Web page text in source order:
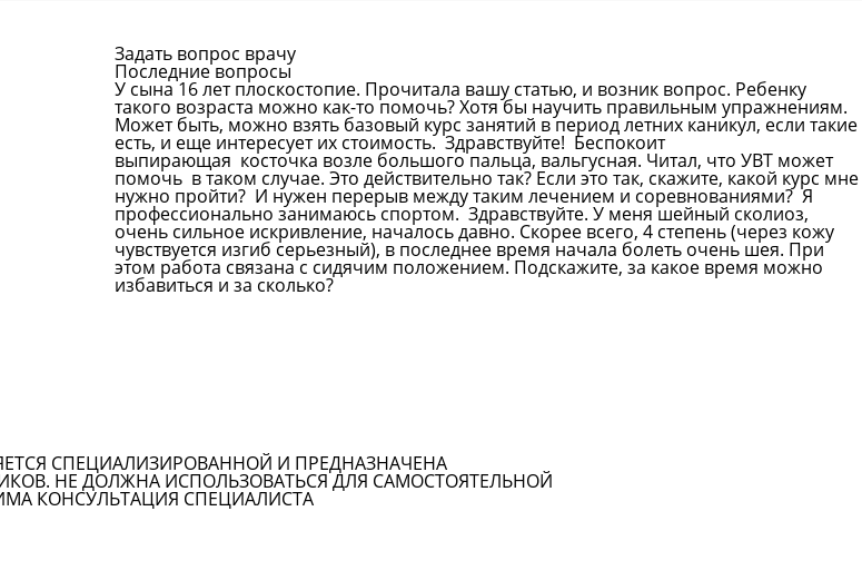
Задать вопрос врачу
Последние вопросы
У сына 16 лет плоскостопие. Прочитала вашу статью, и возник вопрос. Ребенку
такого возраста можно как-то помочь? Хотя бы научить правильным упражнениям.
Может быть, можно взять базовый курс занятий в период летних каникул, если такие
есть, и еще интересует их стоимость.Здравствуйте! Беспокоит
выпирающая косточка возле большого пальца, вальгусная. Читал, что УВТ может
помочь в таком случае. Это действительно так? Если это так, скажите, какой курс мне
нужно пройти? И нужен перерыв между таким лечением и соревнованиями? Я
профессионально занимаюсь спортом.Здравствуйте. У меня шейный сколиоз,
очень сильное искривление, началось давно. Скорее всего, 4 степень (через кожу
чувствуется изгиб серьезный), в последнее время начала болеть очень шея. При
этом работа связана с сидячим положением. Подскажите, за какое время можно
избавиться и за сколько?
СПЕЦИАЛИЗИРОВАННОЙ И ПРЕДНАЗНАЧЕНА
НЕ ДОЛЖНА ИСПОЛЬЗОВАТЬСЯ ДЛЯ САМОСТОЯТЕЛЬНОЙ
КОНСУЛЬТАЦИЯ СПЕЦИАЛИСТА